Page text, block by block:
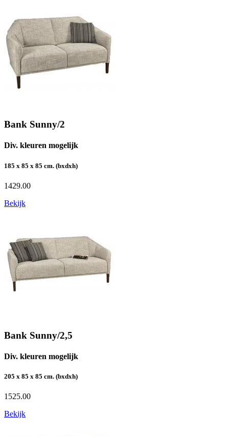
Bank Sunny/2
Div. kleuren mogelijk
185 x 85 x 85 cm. (bxdxh)
1429.00
Bekijk
Bank Sunny/2,5
Div. kleuren mogelijk
205 x 85 x 85 cm. (bxdxh)
1525.00
Bekijk